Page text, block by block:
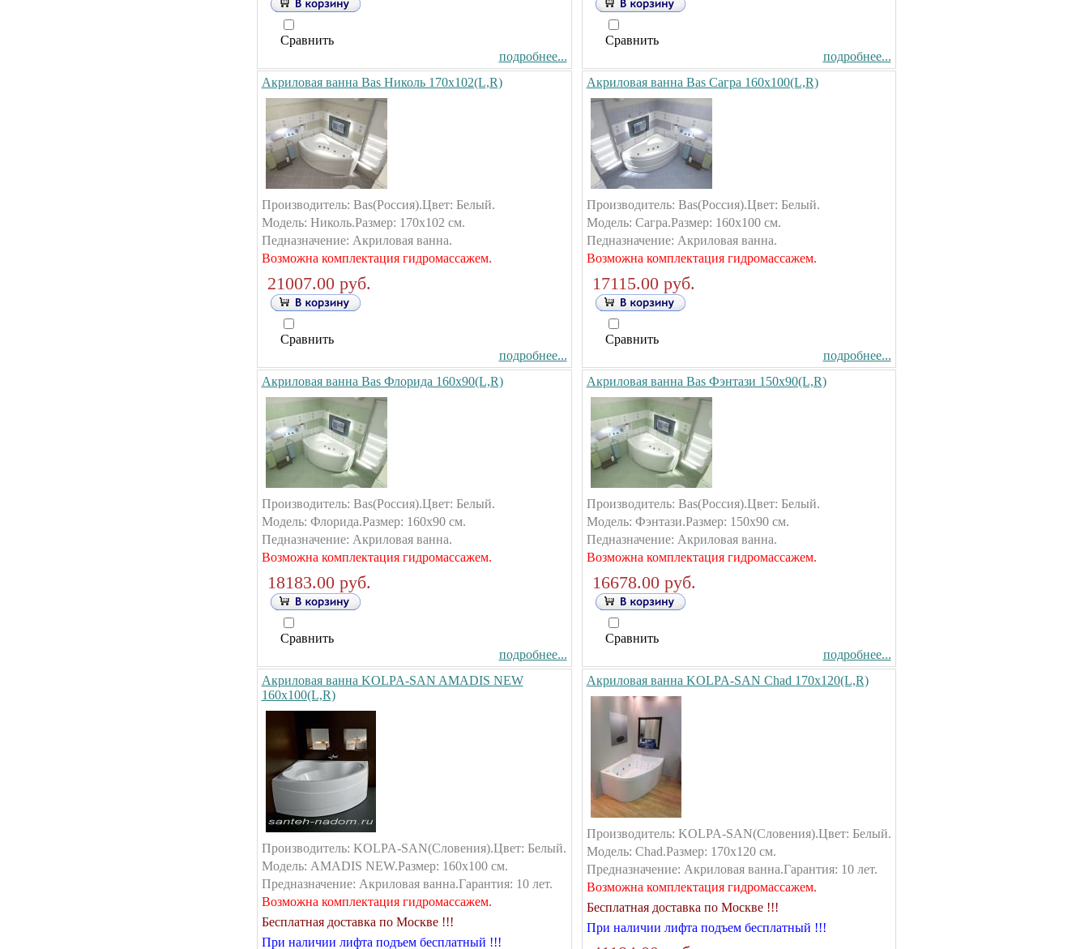
Сравнить
подробнее...
Сравнить
подробнее...
Акриловая ванна Bas Николь 170х102(L,R)
Производитель: Bas(Россия).Цвет: Белый.
Модель: Николь.Размер: 170х102 см.
Педназначение: Акриловая ванна.
Возможна комплектация гидромассажем.
21007.00 руб.
Сравнить
подробнее...
Акриловая ванна Bas Сагра 160х100(L,R)
Производитель: Bas(Россия).Цвет: Белый.
Модель: Сагра.Размер: 160х100 см.
Педназначение: Акриловая ванна.
Возможна комплектация гидромассажем.
17115.00 руб.
Сравнить
подробнее...
Акриловая ванна Bas Флорида 160х90(L,R)
Производитель: Bas(Россия).Цвет: Белый.
Модель: Флорида.Размер: 160х90 см.
Педназначение: Акриловая ванна.
Возможна комплектация гидромассажем.
18183.00 руб.
Сравнить
подробнее...
Акриловая ванна Bas Фэнтази 150х90(L,R)
Производитель: Bas(Россия).Цвет: Белый.
Модель: Фэнтази.Размер: 150х90 см.
Педназначение: Акриловая ванна.
Возможна комплектация гидромассажем.
16678.00 руб.
Сравнить
подробнее...
Акриловая ванна KOLPA-SAN AMADIS NEW
160х100(L,R)
Производитель: KOLPA-SAN(Словения).Цвет: Белый.
Модель: AMADIS NEW.Размер: 160х100 см.
Предназначение: Акриловая ванна.Гарантия: 10 лет.
Возможна комплектация гидромассажем.
Бесплатная доставка по Москве !!!
При наличии лифта подъем бесплатный !!!
Акриловая ванна KOLPA-SAN Chad 170х120(L,R)
Производитель: KOLPA-SAN(Словения).Цвет: Белый.
Модель: Chad.Размер: 170х120 см.
Предназначение: Акриловая ванна.Гарантия: 10 лет.
Возможна комплектация гидромассажем.
Бесплатная доставка по Москве !!!
При наличии лифта подъем бесплатный !!!